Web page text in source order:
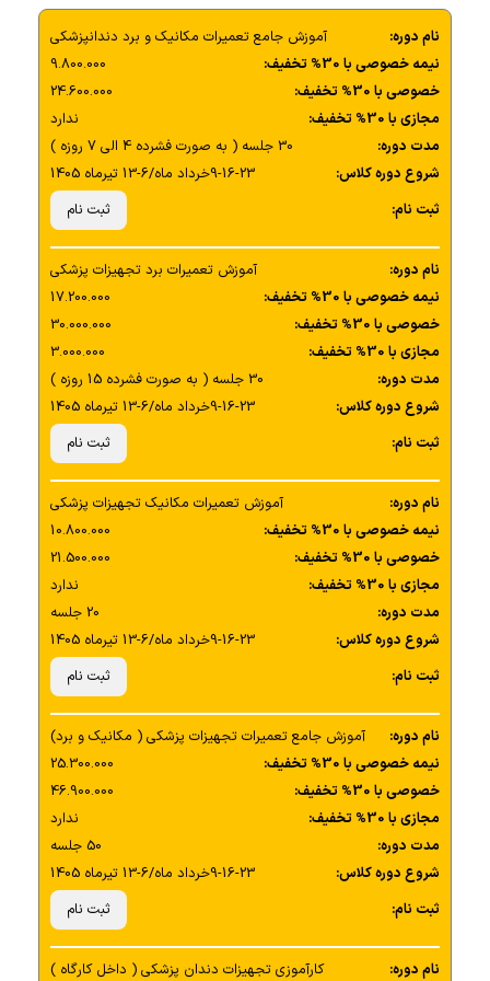
بررسی قطعات مکانیکی و پنوماتیک یونیت
بررسی نقشه آب و هوای یونیت پارس دنتال به صورت تئوری
بررسی سیستم الکتریکی یونیت پارس دنتال به صورت تئوری
بررسی سیستم موتور و صندلی یونیت پارس دنتال به صورت
تعمیر اینسترومنت
بررسی ساختار توربین های دندانپزشکی
بررسی ایرادات متداول و عیب یابی و نحوه تعویض قطعات
توربین های دندانپزشکی
نحوه نگهداری از توربین های دندانپزشکی
نحوه نگهداری از آنگل دندانپزشکی
بررسی ساختار ایرموتور دندانپزشکی
نحوه نگهداری از ایرموتور
نحوه کار کردن با دستگاه تعویض قطعات
بررسی انواع برندهای موجود در بازار ( امکان تهیه پکیج
تمرینی برای هنرجویان از طریق آموزشگاه وجود دارد)
نام دوره:
آموزش جامع تعمیرات مکانیک و برد دندانپزشکی
نیمه خصوصی با 30% تخفیف:
9.800.000
خصوصی با 30% تخفیف:
24.600.000
مجازی با 30% تخفیف:
ندارد
مدت دوره:
30 جلسه ( به صورت فشرده 4 الی 7 روزه )
شروع دوره کلاس:
9-16-23خرداد ماه/6-13 تیرماه 1405
ثبت نام:
ثبت نام
نام دوره:
آموزش تعمیرات برد تجهیزات پزشکی
نیمه خصوصی با 30% تخفیف:
17.200.000
خصوصی با 30% تخفیف:
30.000.000
مجازی با 30% تخفیف:
3.000.000
مدت دوره:
30 جلسه ( به صورت فشرده 15 روزه )
شروع دوره کلاس:
9-16-23خرداد ماه/6-13 تیرماه 1405
ثبت نام:
ثبت نام
نام دوره:
آموزش تعمیرات مکانیک تجهیزات پزشکی
نیمه خصوصی با 30% تخفیف:
10.800.000
خصوصی با 30% تخفیف:
21.500.000
مجازی با 30% تخفیف:
ندارد
مدت دوره:
20 جلسه
شروع دوره کلاس:
9-16-23خرداد ماه/6-13 تیرماه 1405
ثبت نام:
ثبت نام
نام دوره:
آموزش جامع تعمیرات تجهیزات پزشکی ( مکانیک و برد)
نیمه خصوصی با 30% تخفیف:
25.300.000
خصوصی با 30% تخفیف:
46.900.000
مجازی با 30% تخفیف:
ندارد
مدت دوره:
50 جلسه
شروع دوره کلاس:
9-16-23خرداد ماه/6-13 تیرماه 1405
ثبت نام:
ثبت نام
نام دوره: کارآموزی تجهیزات دندان پزشکی ( داخل کارگاه )